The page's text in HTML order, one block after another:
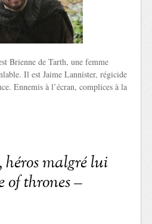
Brienne de Tarth, une femme
Il est Jaime Lannister, régicide
Ennemis à l’écran, complices à la
héros malgré lui
of thrones –